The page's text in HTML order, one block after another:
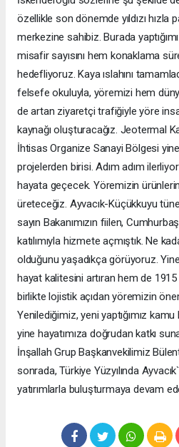
özellikle son dönemde yıldızı hızla
merkezine sahibiz. Burada
misafir sayısını hem konaklama
hedefliyoruz. Kaya ıslahını
felsefe okuluyla, yöremizi hem
de artan ziyaretçi trafiğiyle yöre
kaynağı oluşturacağız. Jeotermal
İhtisas Organize Sanayi Bölgesi
projelerden birisi. Adım adım
hayata geçecek. Yöremizin
üreteceğiz. Ayvacık-Küçükkuyu
sayın Bakanımızın fiilen,
katılımıyla hizmete açmıştık. Ne
olduğunu yaşadıkça görüyoruz.
hayat kalitesini artıran hem de
birlikte lojistik açıdan yöremizin
Yenilediğimiz, yeni yaptığımız
yine hayatımıza doğrudan katkı
İnşallah Grup Başkanvekilimiz
sonrada, Türkiye Yüzyılında
yatırımlarla buluşturmaya devam